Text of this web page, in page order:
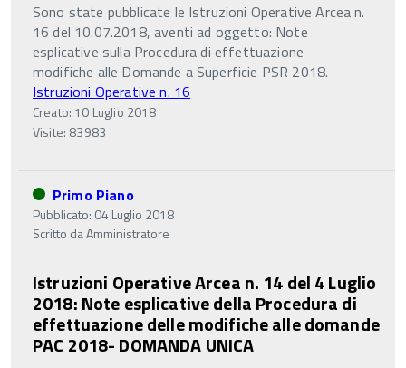
Sono state pubblicate le Istruzioni Operative Arcea n.
16 del 10.07.2018, aventi ad oggetto: Note
esplicative sulla Procedura di effettuazione
modifiche alle Domande a Superficie PSR 2018.
Istruzioni Operative n. 16
Creato: 10 Luglio 2018
Visite: 83983
Primo Piano
Pubblicato: 04 Luglio 2018
Scritto daAmministratore
Istruzioni Operative Arcea n. 14 del 4 Luglio
2018: Note esplicative della Procedura di
effettuazione delle modifiche alle domande
PAC 2018- DOMANDA UNICA